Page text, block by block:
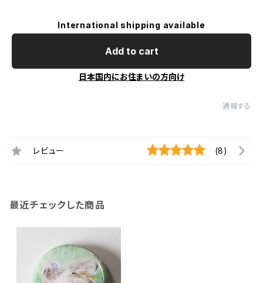
International shipping available
Add to cart
日本国内にお住まいの方向け
通報する
レビュー (8)
最近チェックした商品